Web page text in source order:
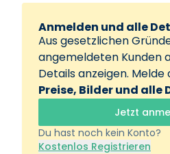
Anmelden und alle
Aus gesetzlichen
angemeldeten Kunden
Details anzeigen. Melde
Preise, Bilder und alle
Jetzt
Du hast noch kein Konto?
Kostenlos Registrieren